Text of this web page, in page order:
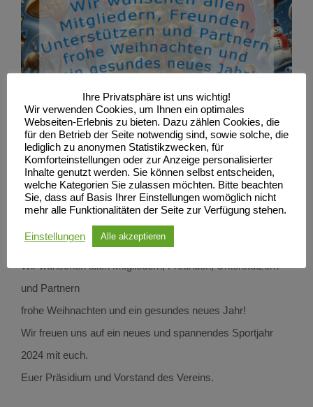
Mit KI erstellt
Wir wünschen allen Mitgliedern, Freunden, Unterstützern
und Partnern
frohe Weihnachten und ein gesundes neues Jahr!
Wir freuen uns auf ein neues und spannendes Sportjahr
2024 mit euch.
Euer Präsidium und Vorstand des Vereins.
Ihre Privatsphäre ist uns wichtig!
Wir verwenden Cookies, um Ihnen ein optimales
Webseiten-Erlebnis zu bieten. Dazu zählen Cookies, die
für den Betrieb der Seite notwendig sind, sowie solche, die
lediglich zu anonymen Statistikzwecken, für
Komforteinstellungen oder zur Anzeige personalisierter
Inhalte genutzt werden. Sie können selbst entscheiden,
welche Kategorien Sie zulassen möchten. Bitte beachten
Sie, dass auf Basis Ihrer Einstellungen womöglich nicht
mehr alle Funktionalitäten der Seite zur Verfügung stehen.
Einstellungen Alle akzeptieren